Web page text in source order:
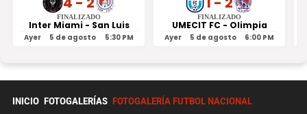
FINALIZADO
Inter Miami - San Luis
Ayer 5 de agosto 5:30 PM
FINALIZADO
UMECIT FC - Olimpia
Ayer 5 de agosto 6:00 PM
INICIO FOTOGALERÍAS FOTOGALERÍA FUTBOL NACIONAL